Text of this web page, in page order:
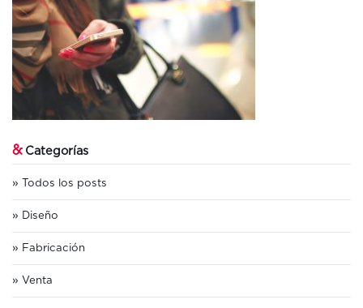
&Categorías
Todos los posts
Diseño
Fabricación
Venta